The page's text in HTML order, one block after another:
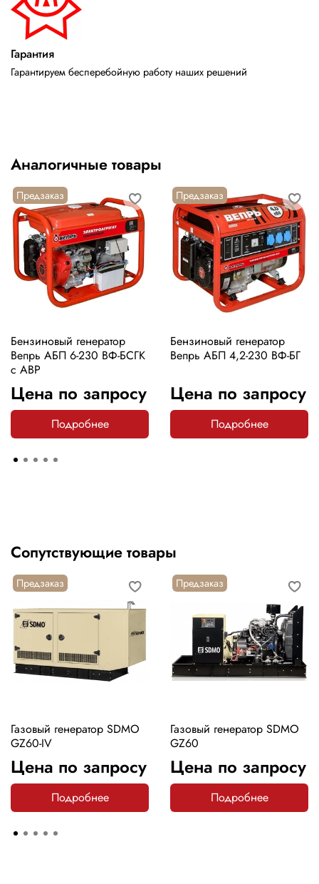
Гарантия
Гарантируем бесперебойную работу наших решений
Аналогичные товары
Предзаказ
Бензиновый генератор
Вепрь АБП 6-230 ВФ-БСГК
с АВР
Цена по запросу
Подробнее
Предзаказ
Бензиновый генератор
Вепрь АБП 4,2-230 ВФ-БГ
Цена по запросу
Подробнее
Сопутствующие товары
Предзаказ
Газовый генератор SDMO
GZ60-IV
Цена по запросу
Подробнее
Предзаказ
Газовый генератор SDMO
GZ60
Цена по запросу
Подробнее